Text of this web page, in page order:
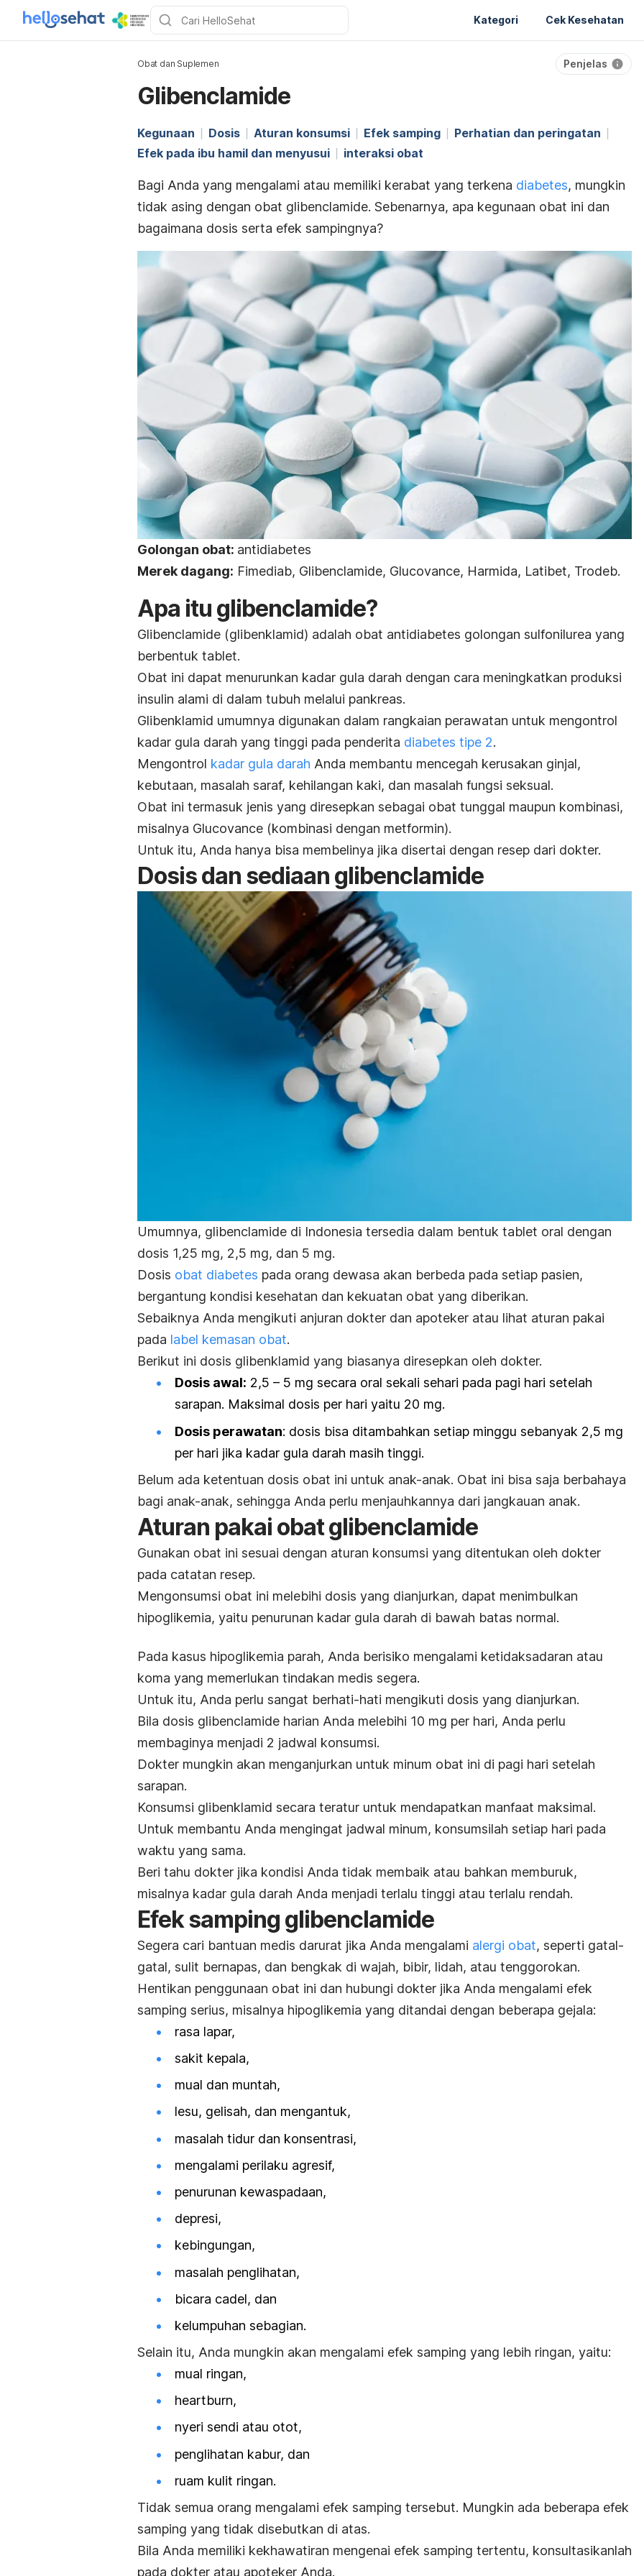
Kategori Cek Kesehatan
Obat dan Suplemen Penjelas
Glibenclamide
Kegunaan Dosis Aturan konsumsi Efek samping
Perhatian dan peringatan
Efek pada ibu hamil dan menyusui
interaksi obat
Bagi Anda yang mengalami atau memiliki kerabat yang terkena diabetes, mungkin
tidak asing dengan obat glibenclamide. Sebenarnya, apa kegunaan obat ini dan
bagaimana dosis serta efek sampingnya?
Golongan obat: antidiabetes
Merek dagang: Fimediab, Glibenclamide, Glucovance, Harmida, Latibet, Trodeb.
Apa itu glibenclamide?
Glibenclamide (glibenklamid) adalah obat antidiabetes golongan sulfonilurea yang
berbentuk tablet.
Obat ini dapat menurunkan kadar gula darah dengan cara meningkatkan produksi
insulin alami di dalam tubuh melalui pankreas.
Glibenklamid umumnya digunakan dalam rangkaian perawatan untuk mengontrol
kadar gula darah yang tinggi pada penderita diabetes tipe 2.
Mengontrol kadar gula darah Anda membantu mencegah kerusakan ginjal,
kebutaan, masalah saraf, kehilangan kaki, dan masalah fungsi seksual.
Obat ini termasuk jenis yang diresepkan sebagai obat tunggal maupun kombinasi,
misalnya Glucovance (kombinasi dengan metformin).
Untuk itu, Anda hanya bisa membelinya jika disertai dengan resep dari dokter.
Dosis dan sediaan glibenclamide
Umumnya, glibenclamide di Indonesia tersedia dalam bentuk tablet oral dengan
dosis 1,25 mg, 2,5 mg, dan 5 mg.
Dosis obat diabetes pada orang dewasa akan berbeda pada setiap pasien,
bergantung kondisi kesehatan dan kekuatan obat yang diberikan.
Sebaiknya Anda mengikuti anjuran dokter dan apoteker atau lihat aturan pakai
pada label kemasan obat.
Berikut ini dosis glibenklamid yang biasanya diresepkan oleh dokter.
Dosis awal: 2,5 – 5 mg secara oral sekali sehari pada pagi hari setelah
sarapan. Maksimal dosis per hari yaitu 20 mg.
Dosis perawatan: dosis bisa ditambahkan setiap minggu sebanyak 2,5 mg
per hari jika kadar gula darah masih tinggi.
Belum ada ketentuan dosis obat ini untuk anak-anak. Obat ini bisa saja berbahaya
bagi anak-anak, sehingga Anda perlu menjauhkannya dari jangkauan anak.
Aturan pakai obatglibenclamide
Gunakan obat ini sesuai dengan aturan konsumsi yang ditentukan oleh dokter
pada catatan resep.
Mengonsumsi obat ini melebihi dosis yang dianjurkan, dapat menimbulkan
hipoglikemia, yaitu penurunan kadar gula darah di bawah batas normal.
Pada kasus hipoglikemia parah, Anda berisiko mengalami ketidaksadaran atau
koma yang memerlukan tindakan medis segera.
Untuk itu, Anda perlu sangat berhati-hati mengikuti dosis yang dianjurkan.
Bila dosis glibenclamide harian Anda melebihi 10 mg per hari, Anda perlu
membaginya menjadi 2 jadwal konsumsi.
Dokter mungkin akan menganjurkan untuk minum obat ini di pagi hari setelah
sarapan.
Konsumsi glibenklamid secara teratur untuk mendapatkan manfaat maksimal.
Untuk membantu Anda mengingat jadwal minum, konsumsilah setiap hari pada
waktu yang sama.
Beri tahu dokter jika kondisi Anda tidak membaik atau bahkan memburuk,
misalnya kadar gula darah Anda menjadi terlalu tinggi atau terlalu rendah.
Efek samping glibenclamide
Segera cari bantuan medis darurat jika Anda mengalami alergi obat, seperti gatal-
gatal, sulit bernapas, dan bengkak di wajah, bibir, lidah, atau tenggorokan.
Hentikan penggunaan obat ini dan hubungi dokter jika Anda mengalami efek
samping serius, misalnya hipoglikemia yang ditandai dengan beberapa gejala:
rasa lapar,
sakit kepala,
mual dan muntah,
lesu, gelisah, dan mengantuk,
masalah tidur dan konsentrasi,
mengalami perilaku agresif,
penurunan kewaspadaan,
depresi,
kebingungan,
masalah penglihatan,
bicara cadel, dan
kelumpuhan sebagian.
Selain itu, Anda mungkin akan mengalami efek samping yang lebih ringan, yaitu:
mual ringan,
heartburn,
nyeri sendi atau otot,
penglihatan kabur, dan
ruam kulit ringan.
Tidak semua orang mengalami efek samping tersebut. Mungkin ada beberapa efek
samping yang tidak disebutkan di atas.
Bila Anda memiliki kekhawatiran mengenai efek samping tertentu, konsultasikanlah
pada dokter atau apoteker Anda.